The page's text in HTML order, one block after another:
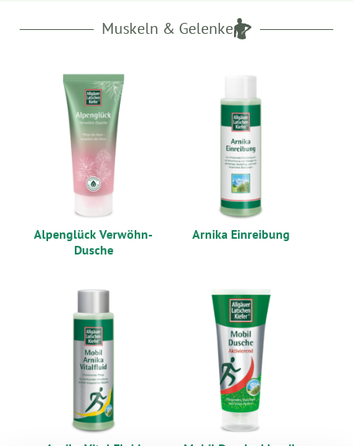
Muskeln & Gelenke
Alpenglück Verwöhn-
Dusche
Arnika Einreibung